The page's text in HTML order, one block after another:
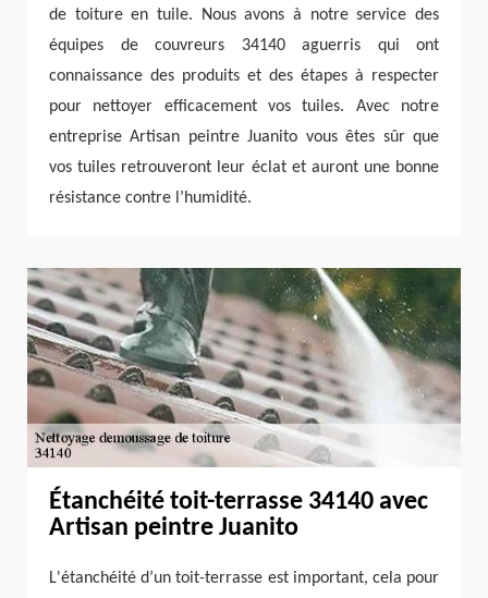
de toiture en tuile. Nous avons à notre service des
équipes de couvreurs 34140 aguerris qui ont
connaissance des produits et des étapes à respecter
pour nettoyer efficacement vos tuiles. Avec notre
entreprise Artisan peintre Juanito vous êtes sûr que
vos tuiles retrouveront leur éclat et auront une bonne
résistance contre l’humidité.
Étanchéité toit-terrasse 34140 avec
Artisan peintre Juanito
L'étanchéité d’un toit-terrasse est important, cela pour